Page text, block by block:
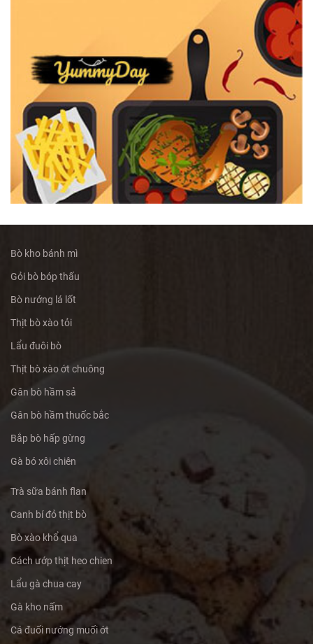
Bò kho bánh mì
Gỏi bò bóp thấu
Bò nướng lá lốt
Thịt bò xào tỏi
Lẩu đuôi bò
Thịt bò xào ớt chuông
Gân bò hầm sả
Gân bò hầm thuốc bắc
Bắp bò hấp gừng
Gà bó xôi chiên
Trà sữa bánh flan
Canh bí đỏ thịt bò
Bò xào khổ qua
Cách ướp thịt heo chien
Lẩu gà chua cay
Gà kho nấm
Cá đuối nướng muối ớt